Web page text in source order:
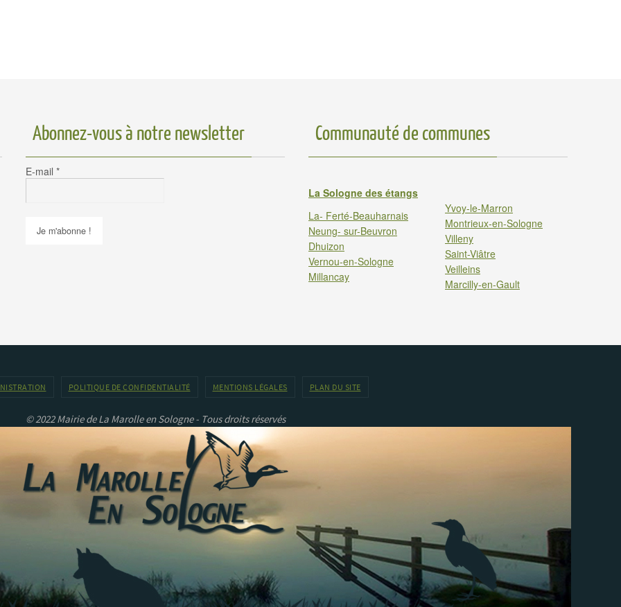
Abonnez-vous à notre newsletter
E-mail *
Communauté de communes
La Sologne des étangs
La- Ferté-Beauharnais
Neung- sur-Beuvron
Dhuizon
Vernou-en-Sologne
Millancay
Yvoy-le-Marron
Montrieux-en-Sologne
Villeny
Saint-Viâtre
Veilleins
Marcilly-en-Gault
POLITIQUE DE CONFIDENTIALITÉ MENTIONS LÉGALES PLAN DU SITE
© 2022 Mairie de La Marolle en Sologne - Tous droits réservés